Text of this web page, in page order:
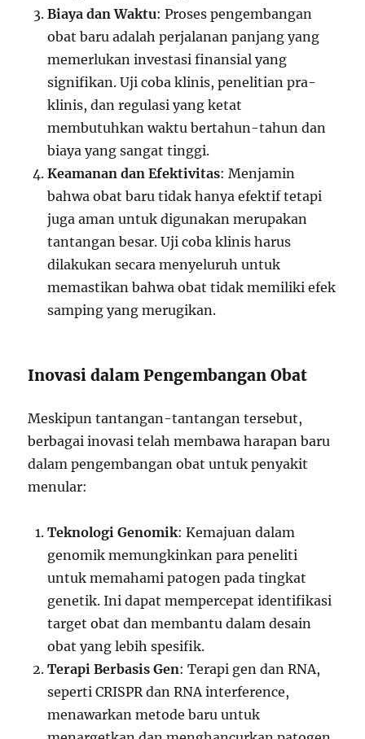
Biaya dan Waktu: Proses pengembangan
obat baru adalah perjalanan panjang yang
memerlukan investasi finansial yang
signifikan. Uji coba klinis, penelitian pra-
klinis, dan regulasi yang ketat
membutuhkan waktu bertahun-tahun dan
biaya yang sangat tinggi.
Keamanan dan Efektivitas: Menjamin
bahwa obat baru tidak hanya efektif tetapi
juga aman untuk digunakan merupakan
tantangan besar. Uji coba klinis harus
dilakukan secara menyeluruh untuk
memastikan bahwa obat tidak memiliki efek
samping yang merugikan.
Inovasi dalam Pengembangan Obat
Meskipun tantangan-tantangan tersebut,
berbagai inovasi telah membawa harapan baru
dalam pengembangan obat untuk penyakit
menular:
Teknologi Genomik: Kemajuan dalam
genomik memungkinkan para peneliti
untuk memahami patogen pada tingkat
genetik. Ini dapat mempercepat identifikasi
target obat dan membantu dalam desain
obat yang lebih spesifik.
Terapi Berbasis Gen: Terapi gen dan RNA,
seperti CRISPR dan RNA interference,
menawarkan metode baru untuk